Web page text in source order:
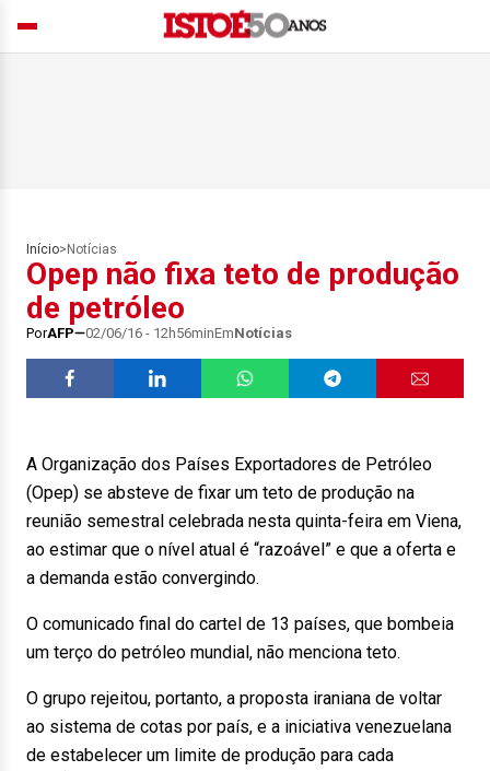
Início> Notícias
Opep não fixa teto de produção
de petróleo
PorAFP 02/06/16 - 12h56minEmNotícias
A Organização dos Países Exportadores de Petróleo
(Opep) se absteve de fixar um teto de produção na
reunião semestral celebrada nesta quinta-feira em Viena,
ao estimar que o nível atual é “razoável” e que a oferta e
a demanda estão convergindo.
O comunicado final do cartel de 13 países, que bombeia
um terço do petróleo mundial, não menciona teto.
O grupo rejeitou, portanto, a proposta iraniana de voltar
ao sistema de cotas por país, e a iniciativa venezuelana
de estabelecer um limite de produção para cada